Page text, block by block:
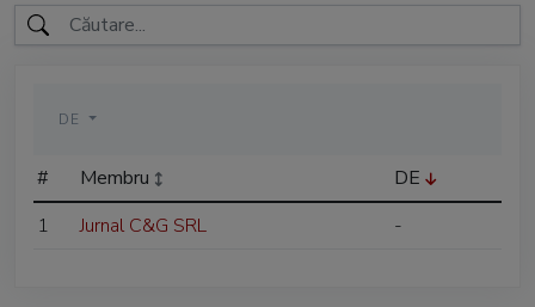
DE
# Membru
DE
1
Jurnal C&G SRL -